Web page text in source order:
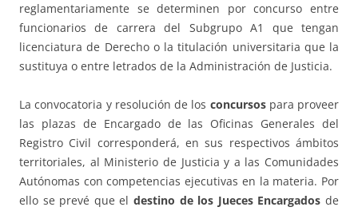
reglamentariamente se determinen por concurso entre
funcionarios de carrera del Subgrupo A1 que tengan
licenciatura de Derecho o la titulación universitaria que la
sustituya o entre letrados de la Administración de Justicia.
La convocatoria y resolución de los concursospara proveer
las plazas de Encargado de las Oficinas Generales del
Registro Civil corresponderá, en sus respectivos ámbitos
territoriales, al Ministerio de Justicia y a las Comunidades
Autónomas con competencias ejecutivas en la materia. Por
ello se prevé que el destino de los Jueces Encargados de